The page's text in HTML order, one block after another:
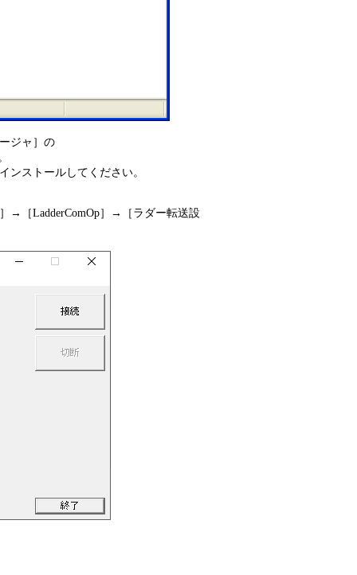
ジャ］の
ンストールしてください。
→［LadderComOp］→［ラダー転送設